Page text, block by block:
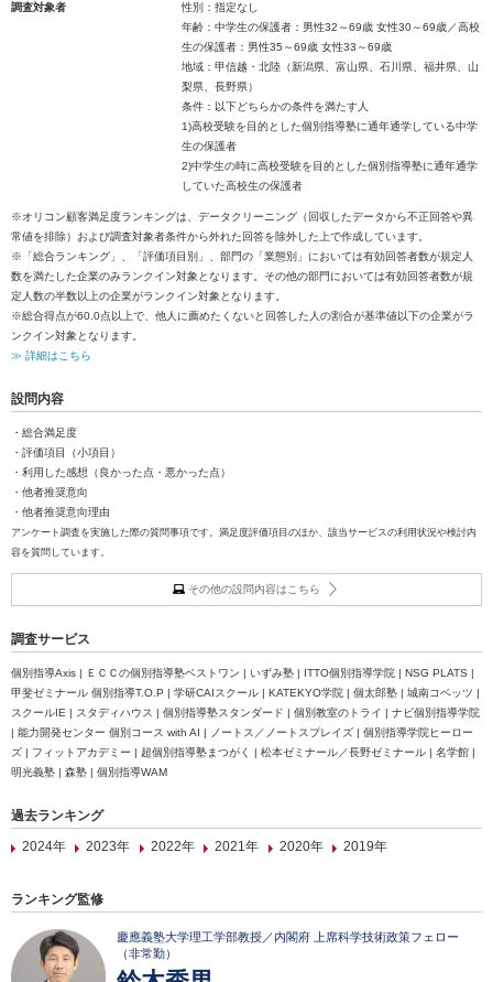
調査対象者
性別：指定なし
年齢：中学生の保護者：男性32～69歳 女性30～69歳／高校
生の保護者：男性35～69歳 女性33～69歳
地域：甲信越・北陸（新潟県、富山県、石川県、福井県、山
梨県、長野県）
条件：以下どちらかの条件を満たす人
1)高校受験を目的とした個別指導塾に通年通学している中学
生の保護者
2)中学生の時に高校受験を目的とした個別指導塾に通年通学
していた高校生の保護者
※オリコン顧客満足度ランキングは、データクリーニング（回収したデータから不正回答や異
常値を排除）および調査対象者条件から外れた回答を除外した上で作成しています。
※「総合ランキング」、「評価項目別」、部門の「業態別」においては有効回答者数が規定人
数を満たした企業のみランクイン対象となります。その他の部門においては有効回答者数が規
定人数の半数以上の企業がランクイン対象となります。
※総合得点が60.0点以上で、他人に薦めたくないと回答した人の割合が基準値以下の企業がラ
ンクイン対象となります。
≫ 詳細はこちら
設問内容
・総合満足度
・評価項目（小項目）
・利用した感想（良かった点・悪かった点）
・他者推奨意向
・他者推奨意向理由
アンケート調査を実施した際の質問事項です。満足度評価項目のほか、該当サービスの利用状況や検討内
容を質問しています。
その他の設問内容はこちら
調査サービス
個別指導Axis | ＥＣＣの個別指導塾ベストワン | いずみ塾 | ITTO個別指導学院 | NSG PLATS |
甲斐ゼミナール 個別指導T.O.P | 学研CAIスクール | KATEKYO学院 | 個太郎塾 | 城南コベッツ |
スクールIE | スタディハウス | 個別指導塾スタンダード | 個別教室のトライ | ナビ個別指導学院
| 能力開発センター 個別コース with AI | ノートス／ノートスプレイズ | 個別指導学院ヒーロー
ズ | フィットアカデミー | 超個別指導塾まつがく | 松本ゼミナール／長野ゼミナール | 名学館 |
明光義塾 | 森塾 | 個別指導WAM
過去ランキング
2024年
2023年 2022年 2021年 2020年 2019年
ランキング監修
慶應義塾大学理工学部教授／内閣府 上席科学技術政策フェロー
（非常勤）